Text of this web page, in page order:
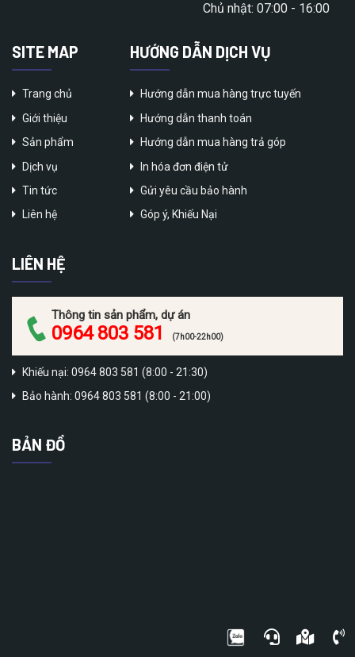
Chủ nhật: 07:00 - 16:00
SITE MAP
Trang chủ
Giới thiệu
Sản phẩm
Dịch vụ
Tin tức
Liên hệ
HƯỚNG DẪN DỊCH VỤ
Hướng dẫn mua hàng trực tuyến
Hướng dẫn thanh toán
Hướng dẫn mua hàng trả góp
In hóa đơn điện tử
Gửi yêu cầu bảo hành
Góp ý, Khiếu Nại
LIÊN HỆ
Thông tin sản phẩm, dự án
0964 803 581 (7h00-22h00)
Khiếu nại: 0964 803 581 (8:00 - 21:30)
Bảo hành: 0964 803 581 (8:00 - 21:00)
BẢN ĐỒ